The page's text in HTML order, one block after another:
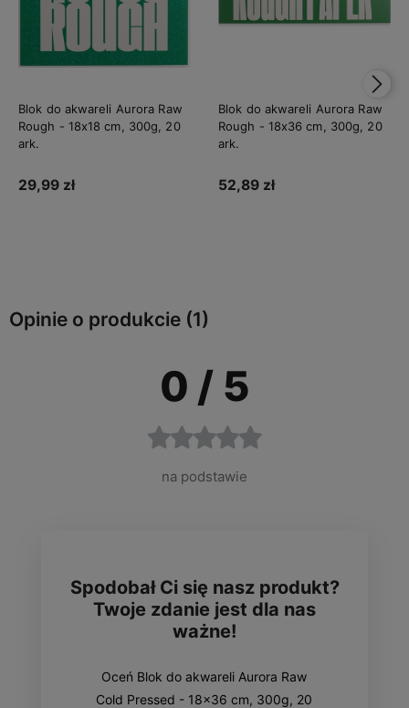
Blok do akwareli Aurora Raw
Rough - 18x18 cm, 300g, 20
ark.
29,99 zł
Blok do akwareli Aurora Raw
Rough - 18x36 cm, 300g, 20
ark.
52,89 zł
Opinie o produkcie (1)
0 / 5
na podstawie
Spodobał Ci się nasz produkt?
Twoje zdanie jest dla nas
ważne!
Oceń Blok do akwareli Aurora Raw
Cold Pressed - 18x36 cm, 300g, 20